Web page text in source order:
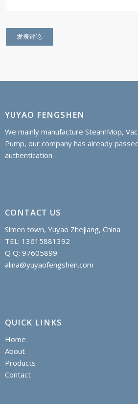
YUYAO FENGSHEN
We mainly manufacture SteamMop,
Pump, our company has already
authentication .
CONTACT US
Simen town, Yuyao Zhejiang, China
TEL: 13615881392
Q Q: 97605899
alina@yuyaofengshen.com
QUICK LINKS
Home
About
Products
Contact